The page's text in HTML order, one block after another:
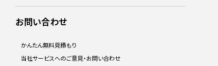
お問い合わせ
かんたん無料見積もり
当社サービスへのご意見・お問い合わせ